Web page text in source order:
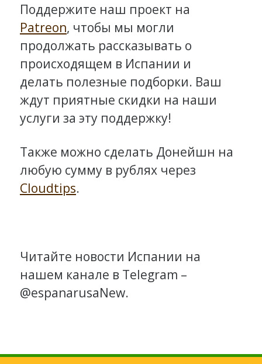
Поддержите наш проект на
Patreon, чтобы мы могли
продолжать рассказывать о
происходящем в Испании и
делать полезные подборки. Ваш
ждут приятные скидки на наши
услуги за эту поддержку!
Также можно сделать Донейшн на
любую сумму в рублях через
Cloudtips.
Читайте новости Испании на
нашем канале в Telegram –
@espanarusaNew.